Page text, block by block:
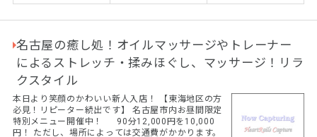
名古屋の癒し処！オイルマッサージやトレーナー
によるストレッチ・揉みほぐし、マッサージ！リラ
クスタイル
本日より笑顔のかわいい新人入店！ 【東海地区の方
必見！リピーター続出です】 名古屋市内お昼間限定
特別メニュー開催中！ 90分12,000円を10,000
円！ ただし、場所によっては交通費がかかります。